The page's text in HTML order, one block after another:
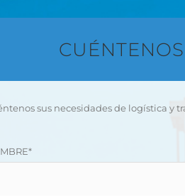
sus necesidades de logística y